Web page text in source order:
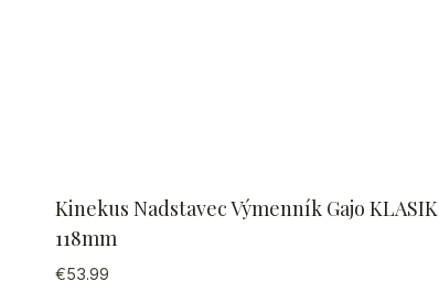
Kinekus Nadstavec Výmenník Gajo KLASIK
118mm
€53.99